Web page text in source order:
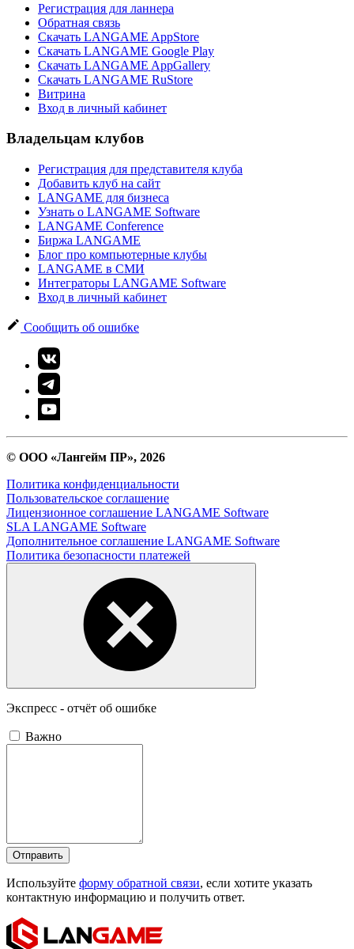
Регистрация для ланнера
Обратная связь
Скачать LANGAME AppStore
Скачать LANGAME Google Play
Скачать LANGAME AppGallery
Скачать LANGAME RuStore
Витрина
Вход в личный кабинет
Владельцам клубов
Регистрация для представителя клуба
Добавить клуб на сайт
LANGAME для бизнеса
Узнать о LANGAME Software
LANGAME Conference
Биржа LANGAME
Блог про компьютерные клубы
LANGAME в СМИ
Интеграторы LANGAME Software
Вход в личный кабинет
Сообщить об ошибке
© ООО «Лангейм ПР», 2026
Политика конфиденциальности
Пользовательское соглашение
Лицензионное соглашение LANGAME Software
SLA LANGAME Software
Дополнительное соглашение LANGAME Software
Политика безопасности платежей
Экспресс - отчёт об ошибке
Важно
Отправить
Используйте форму обратной связи, если хотите указать
контактную информацию и получить ответ.